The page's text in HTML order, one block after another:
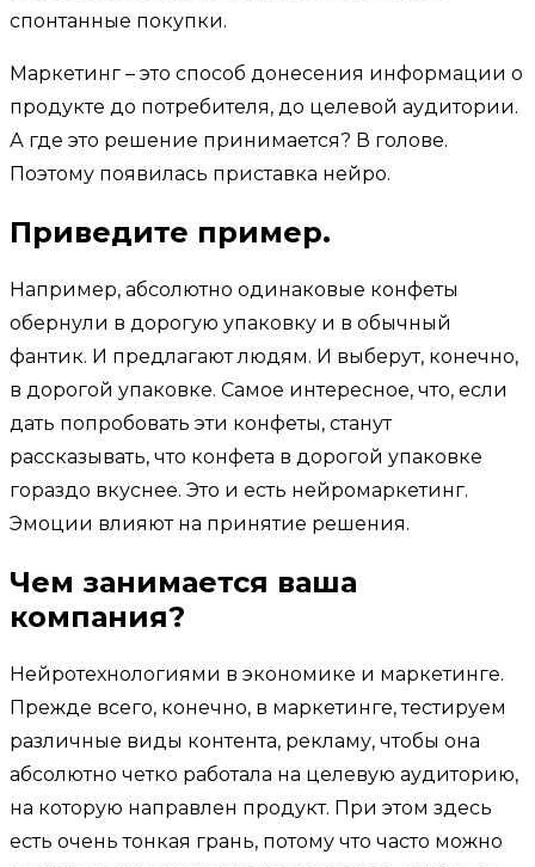
спонтанные покупки.
Маркетинг – это способ донесения информации о
продукте до потребителя, до целевой аудитории.
А где это решение принимается? В голове.
Поэтому появилась приставка нейро.
Приведите пример.
Например, абсолютно одинаковые конфеты
обернули в дорогую упаковку и в обычный
фантик. И предлагают людям. И выберут, конечно,
в дорогой упаковке. Самое интересное, что, если
дать попробовать эти конфеты, станут
рассказывать, что конфета в дорогой упаковке
гораздо вкуснее. Это и есть нейромаркетинг.
Эмоции влияют на принятие решения.
Чем занимается ваша
компания?
Нейротехнологиями в экономике и маркетинге.
Прежде всего, конечно, в маркетинге, тестируем
различные виды контента, рекламу, чтобы она
абсолютно четко работала на целевую аудиторию,
на которую направлен продукт. При этом здесь
есть очень тонкая грань, потому что часто можно